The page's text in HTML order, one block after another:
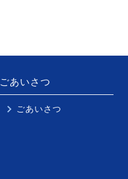
ごあいさつ
ごあいさつ